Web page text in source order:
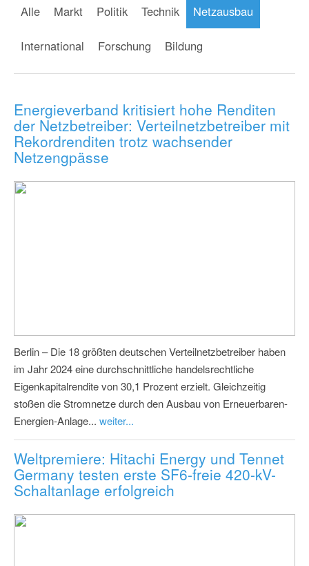
Alle Markt Politik Technik Netzausbau
International Forschung Bildung
Energieverband kritisiert hohe Renditen
der Netzbetreiber: Verteilnetzbetreiber mit
Rekordrenditen trotz wachsender
Netzengpässe
Berlin – Die 18 größten deutschen Verteilnetzbetreiber haben
im Jahr 2024 eine durchschnittliche handelsrechtliche
Eigenkapitalrendite von 30,1 Prozent erzielt. Gleichzeitig
stoßen die Stromnetze durch den Ausbau von Erneuerbaren-
Energien-Anlage... weiter...
Weltpremiere: Hitachi Energy und Tennet
Germany testen erste SF6-freie 420-kV-
Schaltanlage erfolgreich